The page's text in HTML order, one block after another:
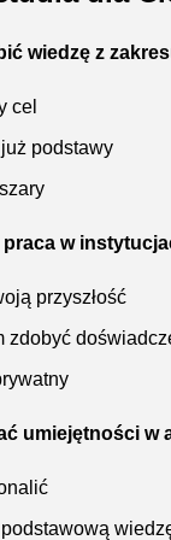
wiedzę z
cel
podstawy
praca w
przyszłość
zdobyć
umiejętności